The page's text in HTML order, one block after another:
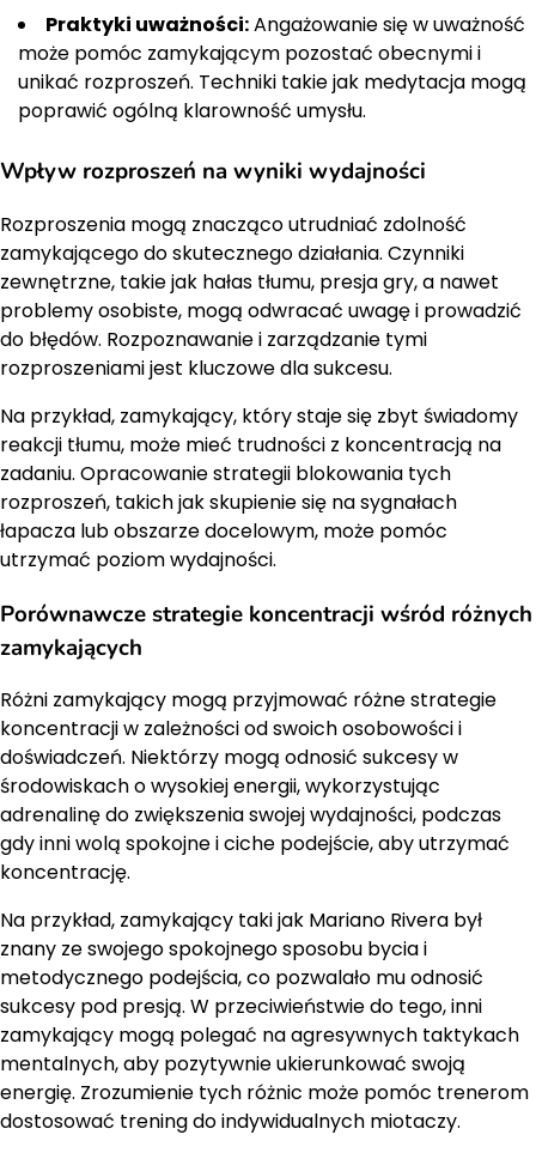
Praktyki uważności:Angażowanie się w uważność
może pomóc zamykającym pozostać obecnymi i
unikać rozproszeń. Techniki takie jak medytacja mogą
poprawić ogólną klarowność umysłu.
Wpływ rozproszeń na wyniki wydajności
Rozproszenia mogą znacząco utrudniać zdolność
zamykającego do skutecznego działania. Czynniki
zewnętrzne, takie jak hałas tłumu, presja gry, a nawet
problemy osobiste, mogą odwracać uwagę i prowadzić
do błędów. Rozpoznawanie i zarządzanie tymi
rozproszeniami jest kluczowe dla sukcesu.
Na przykład, zamykający, który staje się zbyt świadomy
reakcji tłumu, może mieć trudności z koncentracją na
zadaniu. Opracowanie strategii blokowania tych
rozproszeń, takich jak skupienie się na sygnałach
łapacza lub obszarze docelowym, może pomóc
utrzymać poziom wydajności.
Porównawcze strategie koncentracji wśród różnych
zamykających
Różni zamykający mogą przyjmować różne strategie
koncentracji w zależności od swoich osobowości i
doświadczeń. Niektórzy mogą odnosić sukcesy w
środowiskach o wysokiej energii, wykorzystując
adrenalinę do zwiększenia swojej wydajności, podczas
gdy inni wolą spokojne i ciche podejście, aby utrzymać
koncentrację.
Na przykład, zamykający taki jak Mariano Rivera był
znany ze swojego spokojnego sposobu bycia i
metodycznego podejścia, co pozwalało mu odnosić
sukcesy pod presją. W przeciwieństwie do tego, inni
zamykający mogą polegać na agresywnych taktykach
mentalnych, aby pozytywnie ukierunkować swoją
energię. Zrozumienie tych różnic może pomóc trenerom
dostosować trening do indywidualnych miotaczy.